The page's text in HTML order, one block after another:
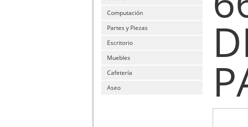
Computación
Partes y Piezas
Escritorio
Muebles
Cafetería
Aseo